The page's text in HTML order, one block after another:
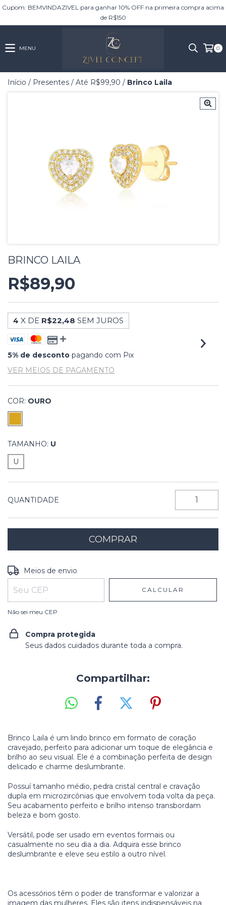
Cupom: BEMVINDAZIVEL para ganhar 10% OFF na primeira compra acima
de R$150
MENU 0
Início / Presentes / Até R$99,90 / Brinco Laila
BRINCO LAILA
R$89,90
4 X DE R$22,48 SEM JUROS
5% de desconto pagando com Pix
VER MEIOS DE PAGAMENTO
COR: OURO
TAMANHO: U
U
QUANTIDADE
Entregas para o CEP:
Meios de envio
CALCULAR
Não sei meu CEP
Compra protegida
Seus dados cuidados durante toda a compra.
Compartilhar:
Brinco Laila é um lindo brinco em formato de coração
cravejado, perfeito para adicionar um toque de elegância e
brilho ao seu visual. Ele é a combinação perfeita de design
delicado e charme deslumbrante.
Possuí tamanho médio, pedra cristal central e cravação
dupla em microzircônias que envolvem toda volta da peça.
Seu acabamento perfeito e brilho intenso transbordam
beleza e bom gosto.
Versátil, pode ser usado em eventos formais ou
casualmente no seu dia a dia. Adquira esse brinco
deslumbrante e eleve seu estilo a outro nível.
Os acessórios têm o poder de transformar e valorizar a
imagem das mulheres. Eles são itens indispensáveis na